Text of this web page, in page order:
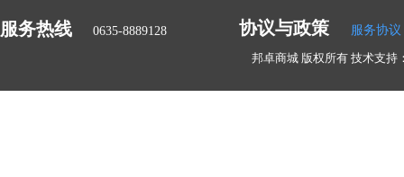
服务热线 0635-8889128 协议与政策 服务协议
邦卓商城 版权所有 技术支持